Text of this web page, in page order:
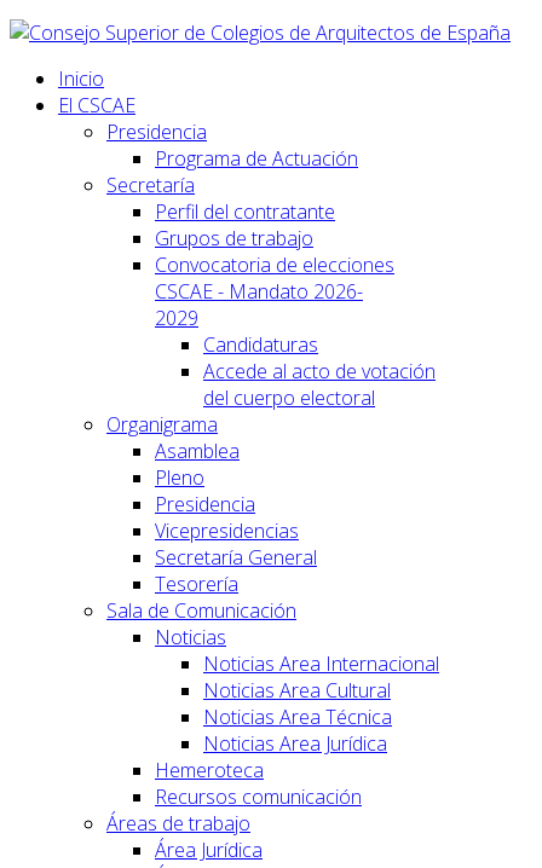
Inicio
El CSCAE
Presidencia
Programa de Actuación
Secretaría
Perfil del contratante
Grupos de trabajo
Convocatoria de elecciones
CSCAE - Mandato 2026-
2029
Candidaturas
Accede al acto de votación
del cuerpo electoral
Organigrama
Asamblea
Pleno
Presidencia
Vicepresidencias
Secretaría General
Tesorería
Sala de Comunicación
Noticias
Noticias Area Internacional
Noticias Area Cultural
Noticias Area Técnica
Noticias Area Jurídica
Hemeroteca
Recursos comunicación
Áreas de trabajo
Área Jurídica